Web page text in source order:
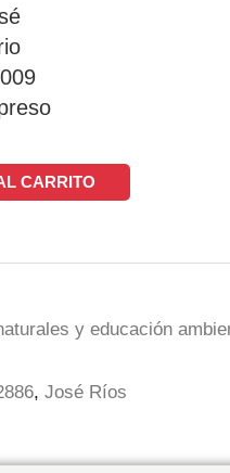
CARRITO
y educación
, José Ríos